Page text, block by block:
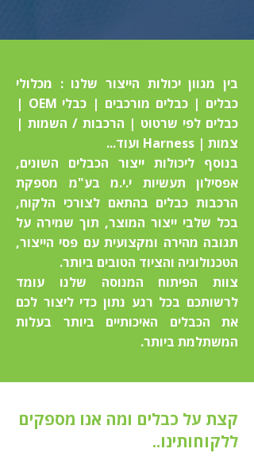
בין מגוון יכולות הייצור שלנו : מכלולי
כבלים | כבלים מורכבים | כבלי OEM |
כבלים לפי שרטוט | הרכבות / השמות |
צמות | Harness ועוד...
בנוסף ליכולות ייצור הכבלים השונים,
אפסילון תעשיות י.י.מ בע"מ מספקת
הרכבות כבלים בהתאם לצורכי הלקוח,
בכל שלבי ייצור המוצר, תוך שמירה על
תגובה מהירה ומקצועית עם פסי הייצור,
הטכנולוגיה והציוד הטובים ביותר.
צוות הפיתוח המנוסה שלנו עומד
לרשותכם בכל רגע נתון כדי ליצור לכם
את הכבלים האיכותיים ביותר בעלות
המשתלמת ביותר.
קצת על כבלים ומה אנו מספקים
ללקוחותינו..